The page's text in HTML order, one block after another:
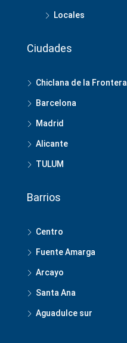
Locales
Ciudades
Chiclana de la Frontera
Barcelona
Madrid
Alicante
TULUM
Barrios
Centro
Fuente Amarga
Arcayo
Santa Ana
Aguadulce sur